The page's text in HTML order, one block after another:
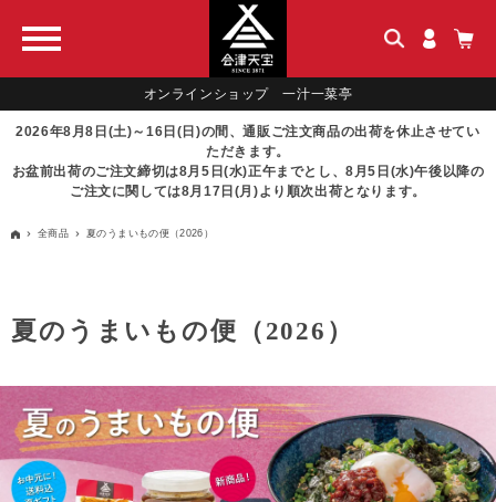
オンラインショップ 一汁一菜亭
2026年8月8日(土)～16日(日)の間、通販ご注文商品の出荷を休止させてい
ただきます。
お盆前出荷のご注文締切は8月5日(水)正午までとし、8月5日(水)午後以降の
ご注文に関しては8月17日(月)より順次出荷となります。
全商品 夏のうまいもの便（2026）
夏のうまいもの便（2026）